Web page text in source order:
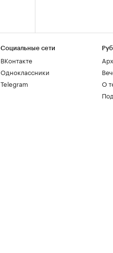
Социальные сети
ВКонтакте
Одноклассники
Telegram
О